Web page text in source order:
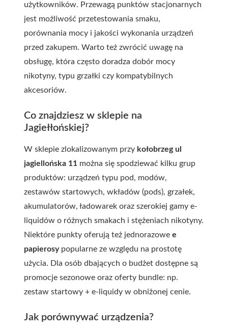
użytkowników. Przewagą punktów stacjonarnych
jest możliwość przetestowania smaku,
porównania mocy i jakości wykonania urządzeń
przed zakupem. Warto też zwrócić uwagę na
obsługę, która często doradza dobór mocy
nikotyny, typu grzałki czy kompatybilnych
akcesoriów.
Co znajdziesz w sklepie na
Jagiełłońskiej?
W sklepie zlokalizowanym przy kołobrzeg ul
jagiellońska 11 można się spodziewać kilku grup
produktów: urządzeń typu pod, modów,
zestawów startowych, wkładów (pods), grzałek,
akumulatorów, ładowarek oraz szerokiej gamy e-
liquidów o różnych smakach i stężeniach nikotyny.
Niektóre punkty oferują też jednorazowe e
papierosypopularne ze względu na prostotę
użycia. Dla osób dbających o budżet dostępne są
promocje sezonowe oraz oferty bundle: np.
zestaw startowy + e-liquidy w obniżonej cenie.
Jak porównywać urządzenia?